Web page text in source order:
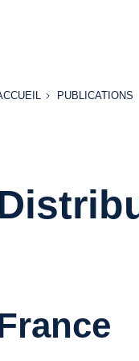
PUBLICATIONS
PUBLICATIONS